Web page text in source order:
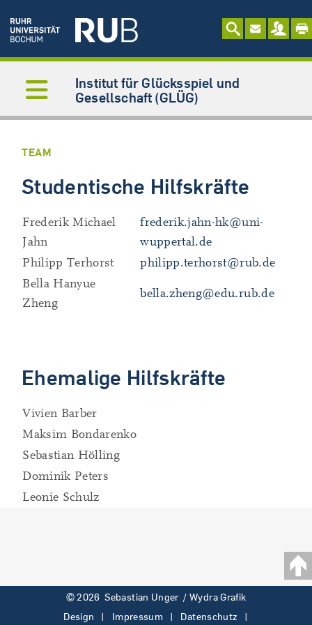
Institut für Glücksspiel und
Gesellschaft (GLÜG)
TEAM
Studentische Hilfskräfte
Frederik Michael
Jahn
frederik.jahn-hk@uni-
wuppertal.de
Philipp Terhorst
philipp.terhorst@rub.de
Bella Hanyue
Zheng
bella.zheng@edu.rub.de
Ehemalige Hilfskräfte
Vivien Barber
Maksim Bondarenko
Sebastian Hölling
Dominik Peters
Leonie Schulz
© 2026 Sebastian Unger /Wydra Grafik
Design | Impressum | Datenschutz |